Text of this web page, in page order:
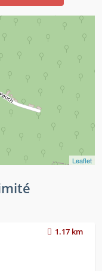
Leaflet
1.17 km